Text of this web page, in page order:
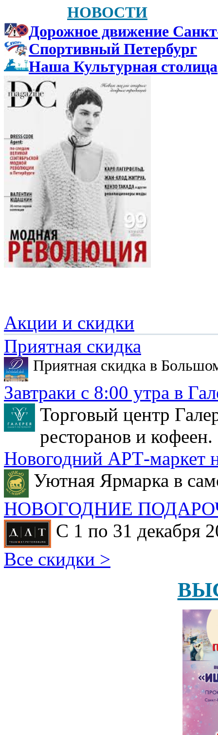
НОВОСТИ
Дорожное движение
Спортивный Петербург
Наша Культурная столица
Акции и скидки
Приятная скидка
Приятная скидка в
Завтраки с 8:00 утра в
Торговый центр
ресторанов и кофеен.
Новогодний АРТ-маркет
Уютная Ярмарка в
НОВОГОДНИЕ
С 1 по 31 декабря
Все скидки >